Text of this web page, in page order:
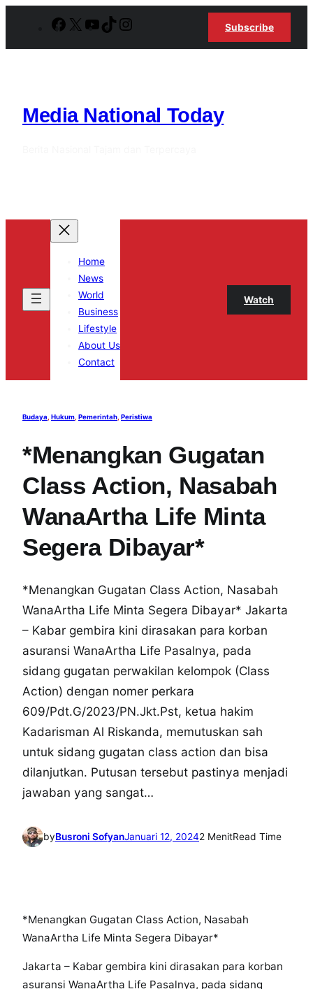
konten
Facebook
X YouTube
TikTok Subscribe
Media National Today
Home
News
World
Business
Lifestyle
About Us
Contact
Watch
Budaya Hukum Pemerintah Peristiwa
*Menangkan Gugatan
Class Action, Nasabah
WanaArtha Life Minta
Segera Dibayar*
*Menangkan Gugatan Class Action, Nasabah
WanaArtha Life Minta Segera Dibayar* Jakarta
– Kabar gembira kini dirasakan para korban
asuransi WanaArtha Life Pasalnya, pada
sidang gugatan perwakilan kelompok (Class
Action) dengan nomer perkara
609/Pdt.G/2023/PN.Jkt.Pst, ketua hakim
Kadarisman Al Riskanda, memutuskan sah
untuk sidang gugatan class action dan bisa
dilanjutkan. Putusan tersebut pastinya menjadi
jawaban yang sangat…
byBusroni SofyanJanuari 12, 20242 MenitRead Time
*Menangkan Gugatan Class Action, Nasabah
WanaArtha Life Minta Segera Dibayar*
Jakarta – Kabar gembira kini dirasakan para korban
asuransi WanaArtha Life Pasalnya, pada sidang